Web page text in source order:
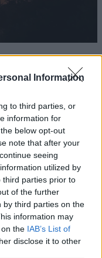
Information
to third parties, or
information for
below opt-out
note that after your
seeing
utilized by
third parties prior to
of the further
by third parties on the
information may
the IAB’s List of
disclose it to other
κερδίσουν. Εδώ,
Η παραλία του
με μικρά
Σημαία. Για
κολπίσκοι με